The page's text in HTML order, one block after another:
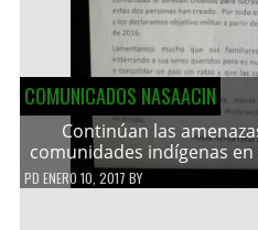
COMUNICADOS NASAACIN
Continúan las
comunidades indígenas
PD ENERO 10, 2017 BY